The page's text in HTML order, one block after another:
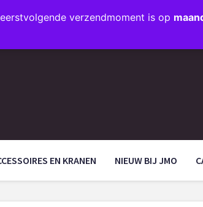
verzendmoment is op
EN KRANEN NIEUW BIJ JMO